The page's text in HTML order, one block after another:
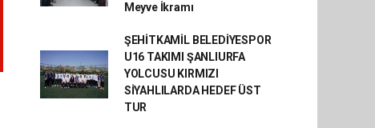
Meyve İkramı
ŞEHİTKAMİL BELEDİYESPOR
U16 TAKIMI ŞANLIURFA
YOLCUSU KIRMIZI
SİYAHLILARDA HEDEF ÜST
TUR